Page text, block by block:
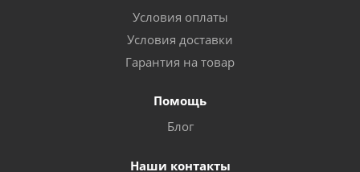
Условия оплаты
Условия доставки
Гарантия на товар
Помощь
Блог
Наши контакты